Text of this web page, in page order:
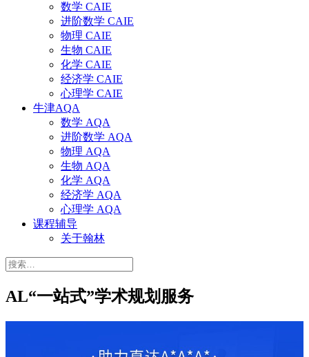
数学 CAIE
进阶数学 CAIE
物理 CAIE
生物 CAIE
化学 CAIE
经济学 CAIE
心理学 CAIE
牛津AQA
数学 AQA
进阶数学 AQA
物理 AQA
生物 AQA
化学 AQA
经济学 AQA
心理学 AQA
课程辅导
关于翰林
搜
AL“一站式”学术规划服务